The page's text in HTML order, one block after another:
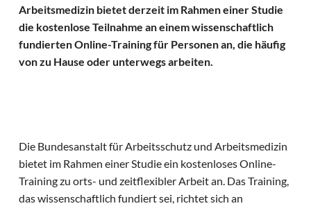
Arbeitsmedizin bietet derzeit im Rahmen einer Studie
die kostenlose Teilnahme an einem wissenschaftlich
fundierten Online-Training für Personen an, die häufig
von zu Hause oder unterwegs arbeiten.
Die Bundesanstalt für Arbeitsschutz und Arbeitsmedizin
bietet im Rahmen einer Studie ein kostenloses Online-
Training zu orts- und zeitflexibler Arbeit an. Das Training,
das wissenschaftlich fundiert sei, richtet sich an